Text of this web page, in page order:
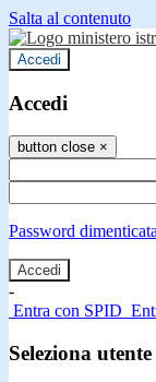
Salta al contenuto
Accedi
Accedi
button close ×
Password
-
Entra con SPID
Seleziona utente